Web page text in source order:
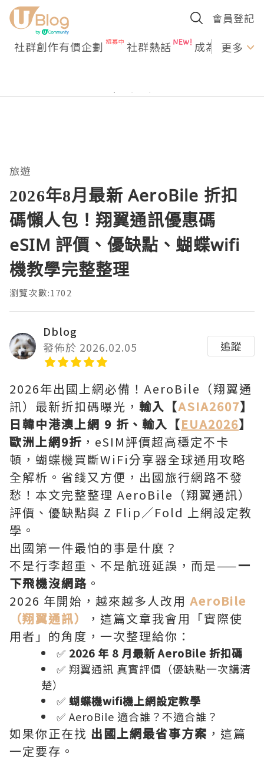
會員登記
社群創作有價企劃 社群熱話 成為U更多
旅遊
2026年8月最新 AeroBile 折扣
碼懶人包！翔翼通訊優惠碼
eSIM 評價、優缺點、蝴蝶wifi
機教學完整整理
瀏覽次數:1702
Dblog
發佈於 2026.02.05
追蹤
2026年出國上網必備！AeroBile（翔翼通
訊）最新折扣碼曝光， 輸入【ASIA2607】
日韓中港澳上網 9 折、輸入【EUA2026】
歐洲上網9折 ，eSIM評價超高穩定不卡
頓，蝴蝶機買斷WiFi分享器全球通用攻略
全解析。省錢又方便，出國旅行網路不發
愁！本文完整整理 AeroBile（翔翼通訊）
評價、優缺點與 Z Flip／Fold 上網設定教
學。
出國第一件最怕的事是什麼？
不是行李超重、不是航班延誤，而是——一
下飛機沒網路 。
2026 年開始，越來越多人改用 AeroBile
（翔翼通訊）
，這篇文章我會用「實際使
用者」的角度，一次整理給你：
✅ 2026 年 8 月最新 AeroBile 折扣碼
✅ 翔翼通訊 真實評價（優缺點一次講清
楚）
✅ 蝴蝶機wifi機上網設定教學
✅ AeroBile 適合誰？不適合誰？
如果你正在找 出國上網最省事方案 ，這篇
一定要存。